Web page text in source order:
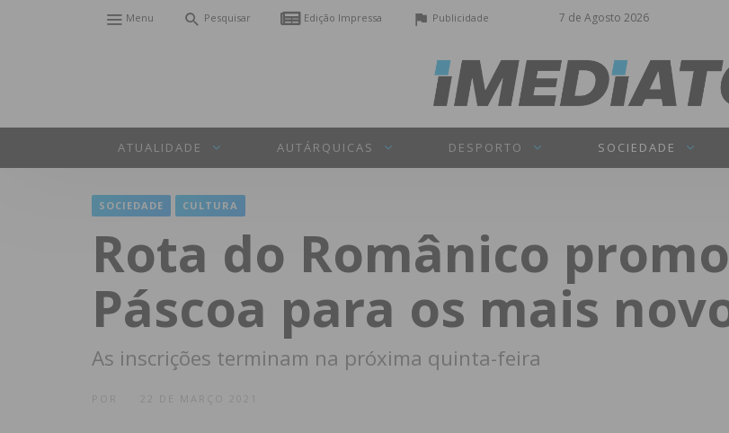
7 de Agosto 2026
Menu Pesquisar Edição Impressa Publicidade
ATUALIDADE AUTÁRQUICAS DESPORTO SOCIEDADE
SOCIEDADE CULTURA
Rota do Românico
Páscoa para os mais
As inscrições terminam na próxima quinta-feira
22 DE MARÇO 2021